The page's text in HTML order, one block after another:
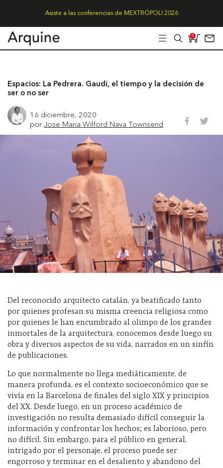
Asiste a las conferencias de MEXTRÓPOLI 2026
0
Espacios: La Pedrera. Gaudí, el tiempo y la decisión de
ser o no ser
16 diciembre, 2020
por Jose Maria Wilford Nava Townsend
Del reconocido arquitecto catalán, ya beatificado tanto
por quienes profesan su misma creencia religiosa como
por quienes le han encumbrado al olimpo de los grandes
inmortales de la arquitectura, conocemos desde luego su
obra y diversos aspectos de su vida, narrados en un sinfín
de publicaciones.
Lo que normalmente no llega mediáticamente, de
manera profunda, es el contexto socioeconómico que se
vivía en la Barcelona de finales del siglo XIX y principios
del XX. Desde luego, en un proceso académico de
investigación no resulta demasiado difícil conseguir la
información y confrontar los hechos; es laborioso, pero
no difícil. Sin embargo, para el público en general,
intrigado por el personaje, el proceso puede ser
engorroso y terminar en el desaliento y abandono del